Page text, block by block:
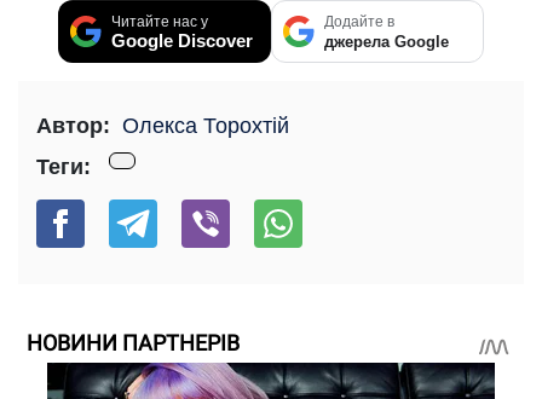
Читайте нас у
Google Discover
Додайте в
джерела Google
Автор: Олекса Торохтій
Теги:
НОВИНИ ПАРТНЕРІВ